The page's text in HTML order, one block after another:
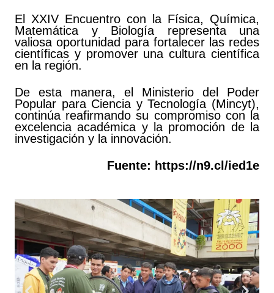
El XXIV Encuentro con la Física, Química,
Matemática y Biología representa una
valiosa oportunidad para fortalecer las redes
científicas y promover una cultura científica
en la región.
De esta manera, el Ministerio del Poder
Popular para Ciencia y Tecnología (Mincyt),
continúa reafirmando su compromiso con la
excelencia académica y la promoción de la
investigación y la innovación.
Fuente: https://n9.cl/ied1e